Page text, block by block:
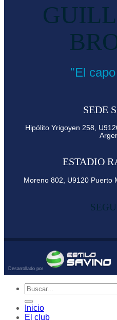
"El
SEDE
Hipólito Yrigoyen 258,
ESTADIO
Moreno 802, U9120 Puerto
Inicio
El club